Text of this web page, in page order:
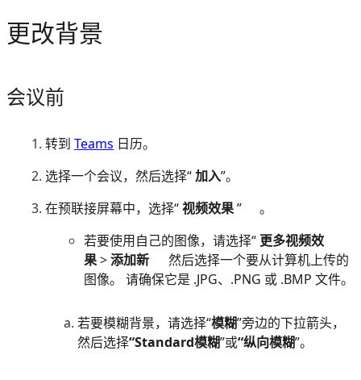
更改背景
会议前
转到 Teams 日历。
选择一个会议，然后选择“加入”。
在预联接屏幕中，选择“视频效果”
。
若要使用自己的图像，请选择“ 更多视频效
果>添加新
然后选择一个要从计算机上传的
图像。 请确保它是 .JPG、.PNG 或 .BMP 文件。
若要模糊背景，请选择“模糊”旁边的下拉箭头，
然后选择“Standard模糊”或“纵向模糊”。